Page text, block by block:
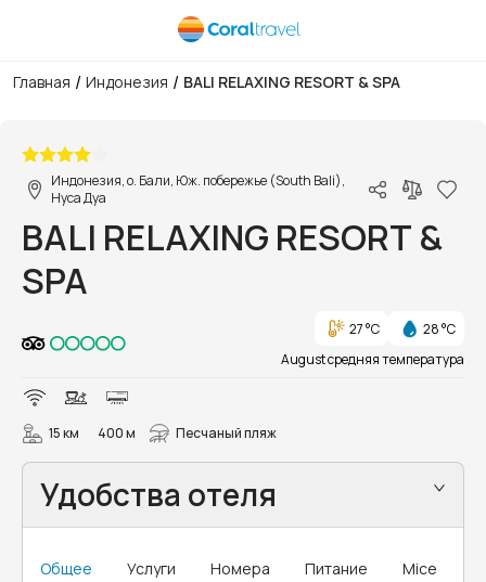
Главная / Индонезия / BALI RELAXING RESORT & SPA
Индонезия, о. Бали, Юж. побережье (South Bali),
Нуса Дуа
BALI RELAXING RESORT &
SPA
27 °C
28 °C
August средняя температура
15 км 400 м Песчаный пляж
Удобства отеля
Общее Услуги Номера Питание Mice